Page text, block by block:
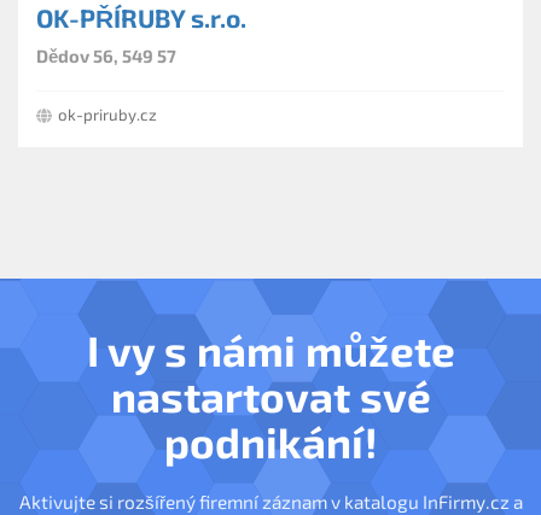
OK-PŘÍRUBY s.r.o.
Dědov 56, 549 57
ok-priruby.cz
I vy s námi můžete
nastartovat své
podnikání!
Aktivujte si rozšířený firemní záznam v katalogu InFirmy.cz a